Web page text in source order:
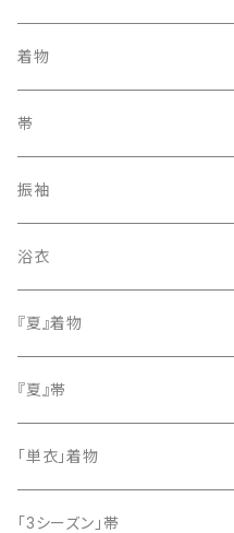
着物
訪問着・付下げ
紬
色無地
小紋
留袖
帯
袋帯
名古屋帯
振袖
浴衣
『夏』着物
『夏』帯
「単衣」着物
「3シーズン」帯